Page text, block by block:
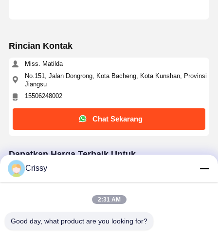
Rincian Kontak
Miss. Matilda
No.151, Jalan Dongrong, Kota Bacheng, Kota Kunshan, Provinsi
Jiangsu
15506248002
Chat Sekarang
Dapatkan Harga Terbaik Untuk
Crissy
2:31 AM
Good day, what product are you looking for?